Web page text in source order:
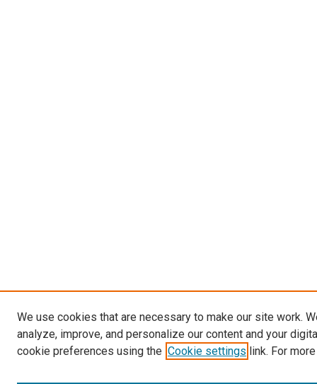
We use cookies that are necessary to make our site work.
analyze, improve, and personalize our content and your
cookie preferences using the Cookie settings link. For